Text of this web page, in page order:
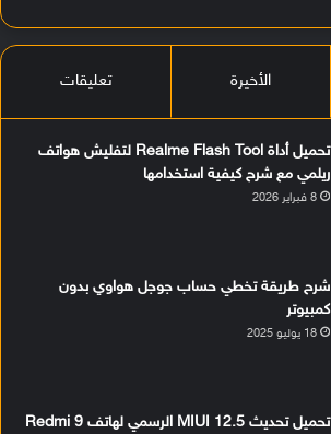
الأخيرة تعليقات
تحميل أداة Realme Flash Tool لتفليش هواتف
ريلمي مع شرح كيفية استخدامها
8 فبراير 2026
شرح طريقة تخطي حساب جوجل هواوي بدون
كمبيوتر
18 يوليو 2025
تحميل تحديث MIUI 12.5 الرسمي لهاتف Redmi 9